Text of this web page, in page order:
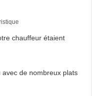
chauffeur étaient
de nombreux plats